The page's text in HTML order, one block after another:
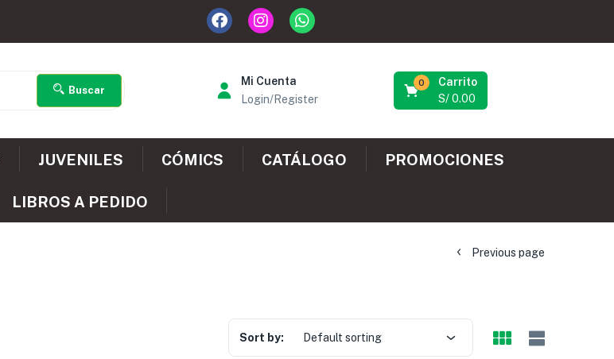
Buscar
Mi Cuenta
Login/Register
Carrito
0
S/0.00
JUVENILES CÓMICS CATÁLOGO PROMOCIONES
LIBROS A PEDIDO
Previous page
Sort by: Default sorting